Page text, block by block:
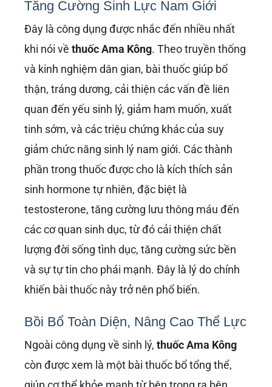
Tăng Cường Sinh Lực Nam Giới
Đây là công dụng được nhắc đến nhiều nhất
khi nói về thuốc Ama Kông. Theo truyền thống
và kinh nghiệm dân gian, bài thuốc giúp bổ
thận, tráng dương, cải thiện các vấn đề liên
quan đến yếu sinh lý, giảm ham muốn, xuất
tinh sớm, và các triệu chứng khác của suy
giảm chức năng sinh lý nam giới. Các thành
phần trong thuốc được cho là kích thích sản
sinh hormone tự nhiên, đặc biệt là
testosterone, tăng cường lưu thông máu đến
các cơ quan sinh dục, từ đó cải thiện chất
lượng đời sống tình dục, tăng cường sức bền
và sự tự tin cho phái mạnh. Đây là lý do chính
khiến bài thuốc này trở nên phổ biến.
Bồi Bổ Toàn Diện, Nâng Cao Thể Lực
Ngoài công dụng về sinh lý, thuốc Ama Kông
còn được xem là một bài thuốc bổ tổng thể,